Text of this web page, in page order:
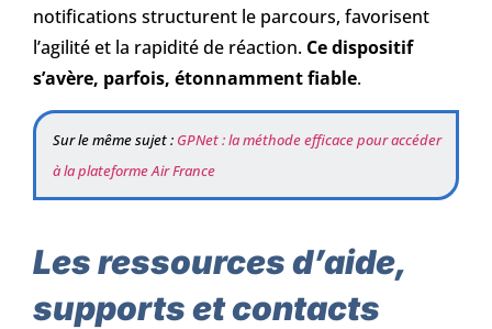
notifications structurent le parcours, favorisent
l’agilité et la rapidité de réaction. Ce dispositif
s’avère, parfois, étonnamment fiable.
Sur le même sujet : GPNet : la méthode efficace pour accéder
à la plateforme Air France
Les ressources d’aide,
supports et contacts